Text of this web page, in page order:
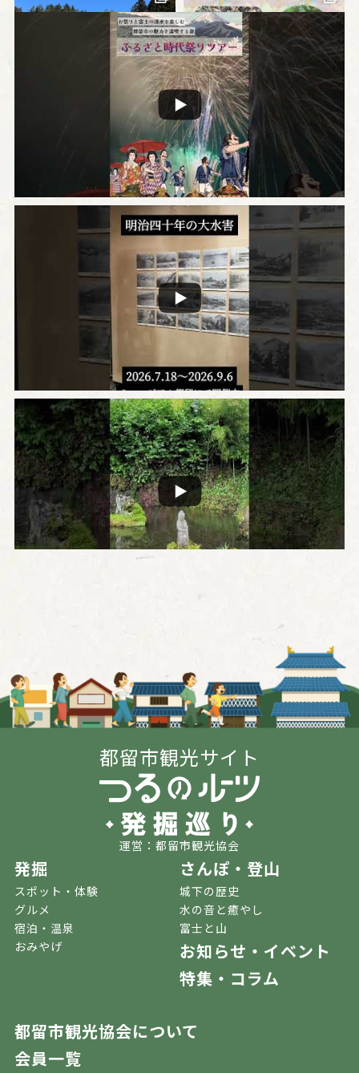
都留市観光サイト
運営：都留市観光協会
発掘
スポット・体験
グルメ
宿泊・温泉
おみやげ
さんぽ・登山
城下の歴史
水の音と癒やし
富士と山
お知らせ・イベント
特集・コラム
都留市観光協会について
会員一覧